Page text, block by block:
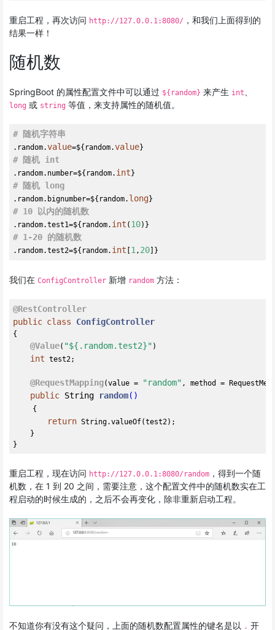
重启工程，再次访问 http://127.0.0.1:8080/ ，和我们上面得到的
结果一样！
随机数
SpringBoot 的属性配置文件中可以通过 ${random} 来产生 int
long 或 string 等值，来支持属性的随机值。
# 随机字符串
.random.value=${random.value
# 随机 int
.random.number=${random. int
# 随机 long
.random.bignumber=${random. long
# 10 以内的随机数
.random.test1=${random. int ( 10
# 1-20 的随机数
.random.test2=${random. int [1 , 20
我们在 ConfigController 新增 random 方法：
@RestController
public class ConfigController
{
@Value( "${.random.test2}" )
int test2;
@RequestMapping(value = "random" , method =
public String random()
{
return String.valueOf(test2);
    }
重启工程，现在访问 http://127.0.0.1:8080/random ，得到一个随
机数，在 1 到 20 之间，需要注意，这个配置文件中的随机数实在工
程启动的时候生成的，之后不会再变化，除非重新启动工程。
不知道你有没有这个疑问，上面的随机数配置属性的键名是以 . 开